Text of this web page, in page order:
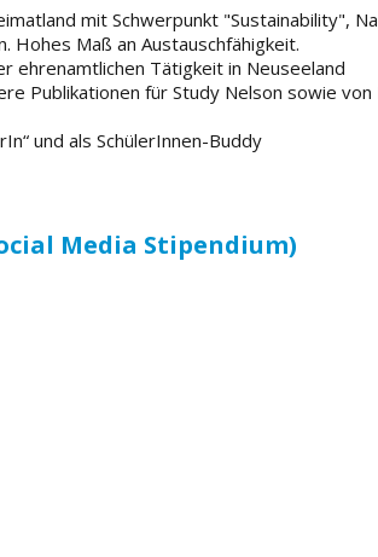
mit Schwerpunkt "Sustainability",
Hohes Maß an Austauschfähigkeit.
ehrenamtlichen Tätigkeit in Neuseeland
Publikationen für Study Nelson sowie
und als SchülerInnen-Buddy
Media Stipendium)